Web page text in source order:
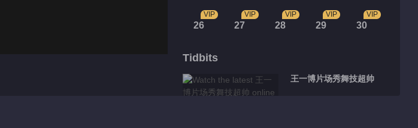
26
VIP
27
VIP
28
VIP
29
VIP
30
VIP
Tidbits
王一博片场秀舞技超帅